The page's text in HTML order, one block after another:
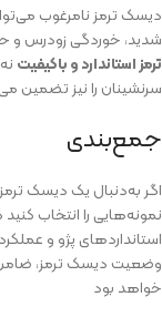
دیسک ترمز نامرغوب
شدید، خوردگی زودرس و
ترمز استاندارد و باکیفیت
سرنشینان را نیز تضمین
جمع‌بندی
اگر به‌دنبال یک دیسک
نمونه‌هایی را انتخاب
استانداردهای پژو و
وضعیت دیسک ترمز،
خواهد بود